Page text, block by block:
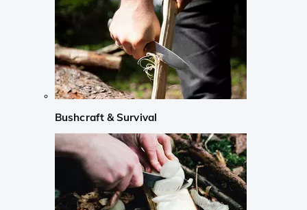
Bushcraft & Survival